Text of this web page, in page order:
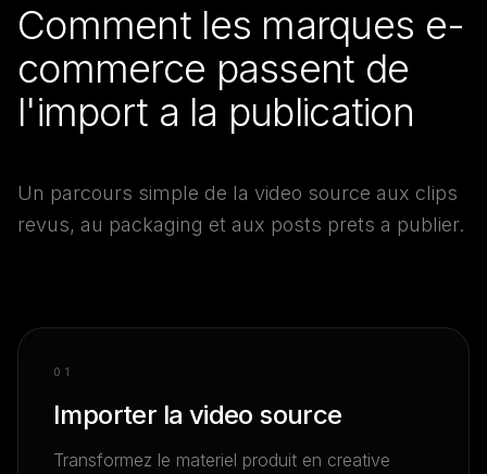
Comment les marques e-
commerce passent de
l'import a la publication
Un parcours simple de la video source aux clips
revus, au packaging et aux posts prets a publier.
0 1
Importer la video source
Transformez le materiel produit en creative